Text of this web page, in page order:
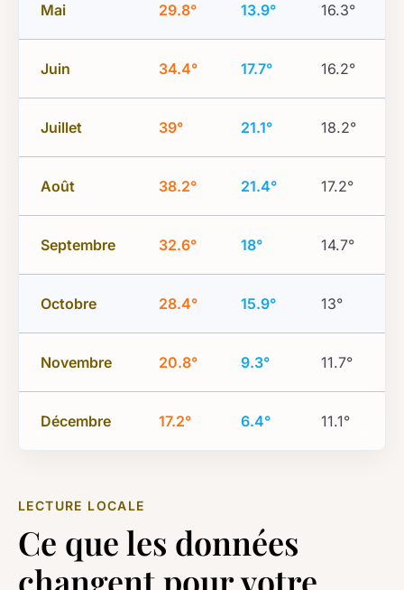
Mai 29.8° 13.9° 16.3°
Juin 34.4° 17.7° 16.2°
Juillet 39° 21.1° 18.2°
Août 38.2° 21.4° 17.2°
Septembre 32.6° 18° 14.7°
Octobre 28.4° 15.9° 13°
Novembre 20.8° 9.3° 11.7°
Décembre 17.2° 6.4° 11.1°
LECTURE LOCALE
Ce que les données
changent pour votre